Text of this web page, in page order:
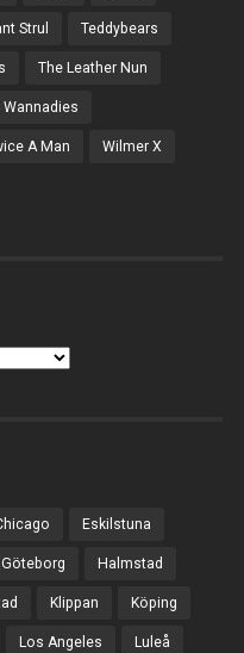
Strul Teddybears
The Leather Nun
Wannadies
A Man Wilmer X
Eskilstuna
Göteborg Halmstad
Klippan Köping
Los Angeles Luleå